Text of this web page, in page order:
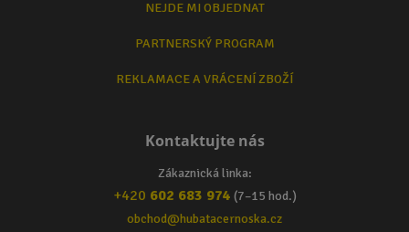
NEJDE MI OBJEDNAT
PARTNERSKÝ PROGRAM
REKLAMACE A VRÁCENÍ ZBOŽÍ
Kontaktujte nás
Zákaznická linka:
+420 602 683 974 (7–15 hod.)
obchod@hubatacernoska.cz